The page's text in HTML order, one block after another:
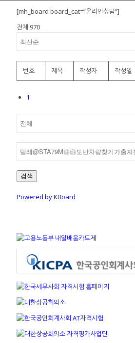
[mh_board board_cat=”온라인상담”]
전체 970
번호 제목 작성자 작성일
1
검색
Powered by KBoard